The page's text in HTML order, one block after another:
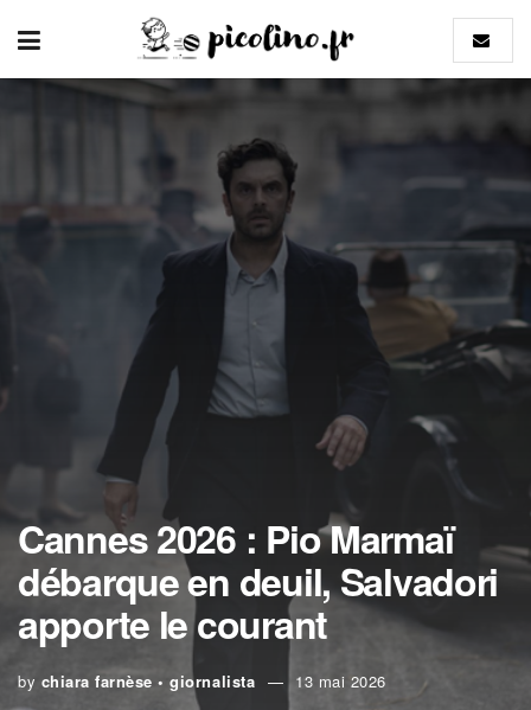
Cannes 2026 : Pio Marmaï
débarque en deuil, Salvadori
apporte le courant
by chiara farnèse • giornalista 13 mai 2026